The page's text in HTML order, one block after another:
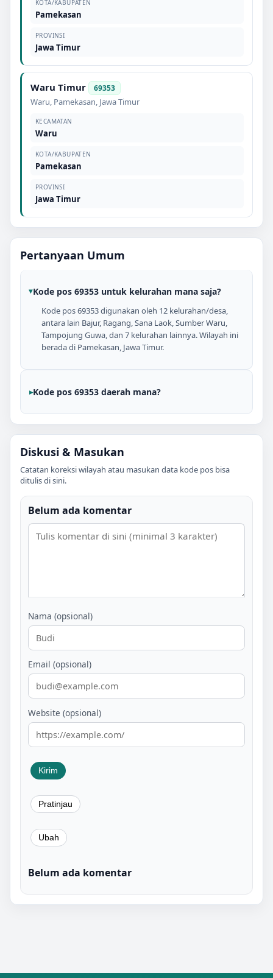
KOTA/KABUPATEN
Pamekasan
PROVINSI
Jawa Timur
Waru Timur 69353
Waru, Pamekasan, Jawa Timur
KECAMATAN
Waru
KOTA/KABUPATEN
Pamekasan
PROVINSI
Jawa Timur
Pertanyaan Umum
Kode pos 69353 untuk kelurahan mana saja?
Kode pos 69353 digunakan oleh 12 kelurahan/desa,
antara lain Bajur, Ragang, Sana Laok, Sumber Waru,
Tampojung Guwa, dan 7 kelurahan lainnya. Wilayah ini
berada di Pamekasan, Jawa Timur.
Kode pos 69353 daerah mana?
Diskusi & Masukan
Catatan koreksi wilayah atau masukan data kode pos bisa
ditulis di sini.
Belum ada komentar
Nama (opsional)
Email (opsional)
Website (opsional)
Belum ada komentar